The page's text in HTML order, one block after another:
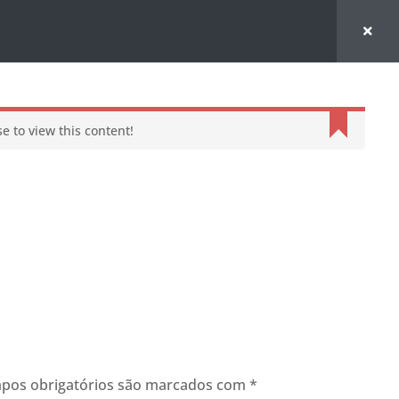
to view this content!
obrigatórios são marcados com *